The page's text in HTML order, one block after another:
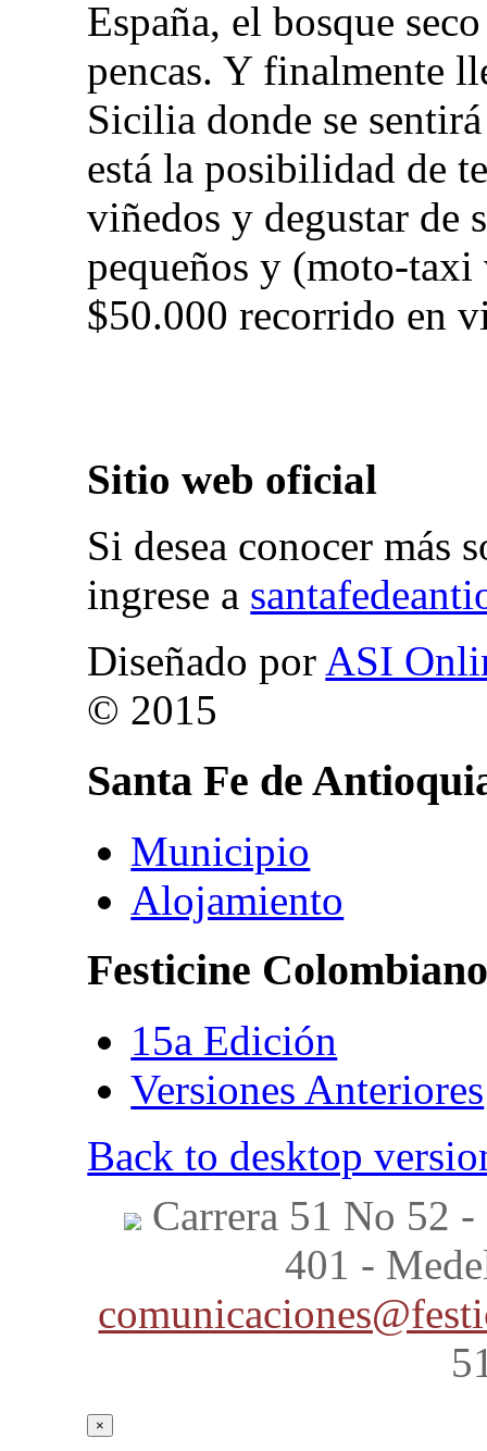
España, el bosque
pencas. Y finalmente
Sicilia donde se
está la posibilidad de
viñedos y degustar de
pequeños y (moto-
$50.000 recorrido en
Sitio web oficial
Si desea conocer más
ingrese a
Diseñado por ASI
© 2015
Santa Fe de
Municipio
Alojamiento
Festicine
15a Edición
Versiones Anteriores
Back to desktop
Carrera 51 No 52 -
401 -
×